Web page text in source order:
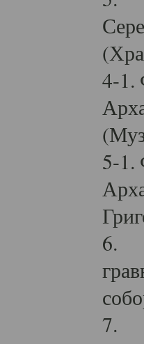
4-1.
5-1.
6.
7.